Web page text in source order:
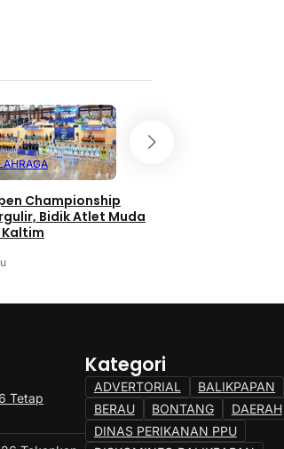
Championship
Bidik Atlet Muda
Tetap
Kategori
ADVERTORIAL
BALIKPAPAN
BERAU
BONTANG
DAERAH
DINAS PERIKANAN PPU